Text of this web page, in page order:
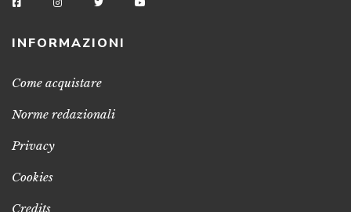
INFORMAZIONI
Come acquistare
Norme redazionali
Privacy
Cookies
Credits